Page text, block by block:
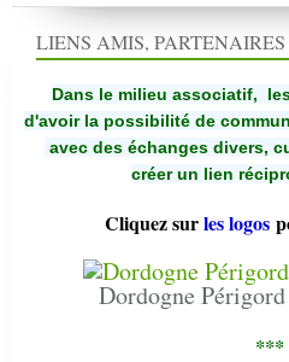
LIENS AMIS, PARTENAIRES
Dans le milieu associatif,
d'avoir la possibilité de
avec des échanges divers,
créer un lien
Cliquez surles logos
Dordogne
***